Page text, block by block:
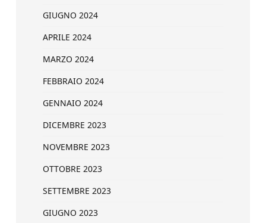
GIUGNO 2024
APRILE 2024
MARZO 2024
FEBBRAIO 2024
GENNAIO 2024
DICEMBRE 2023
NOVEMBRE 2023
OTTOBRE 2023
SETTEMBRE 2023
GIUGNO 2023